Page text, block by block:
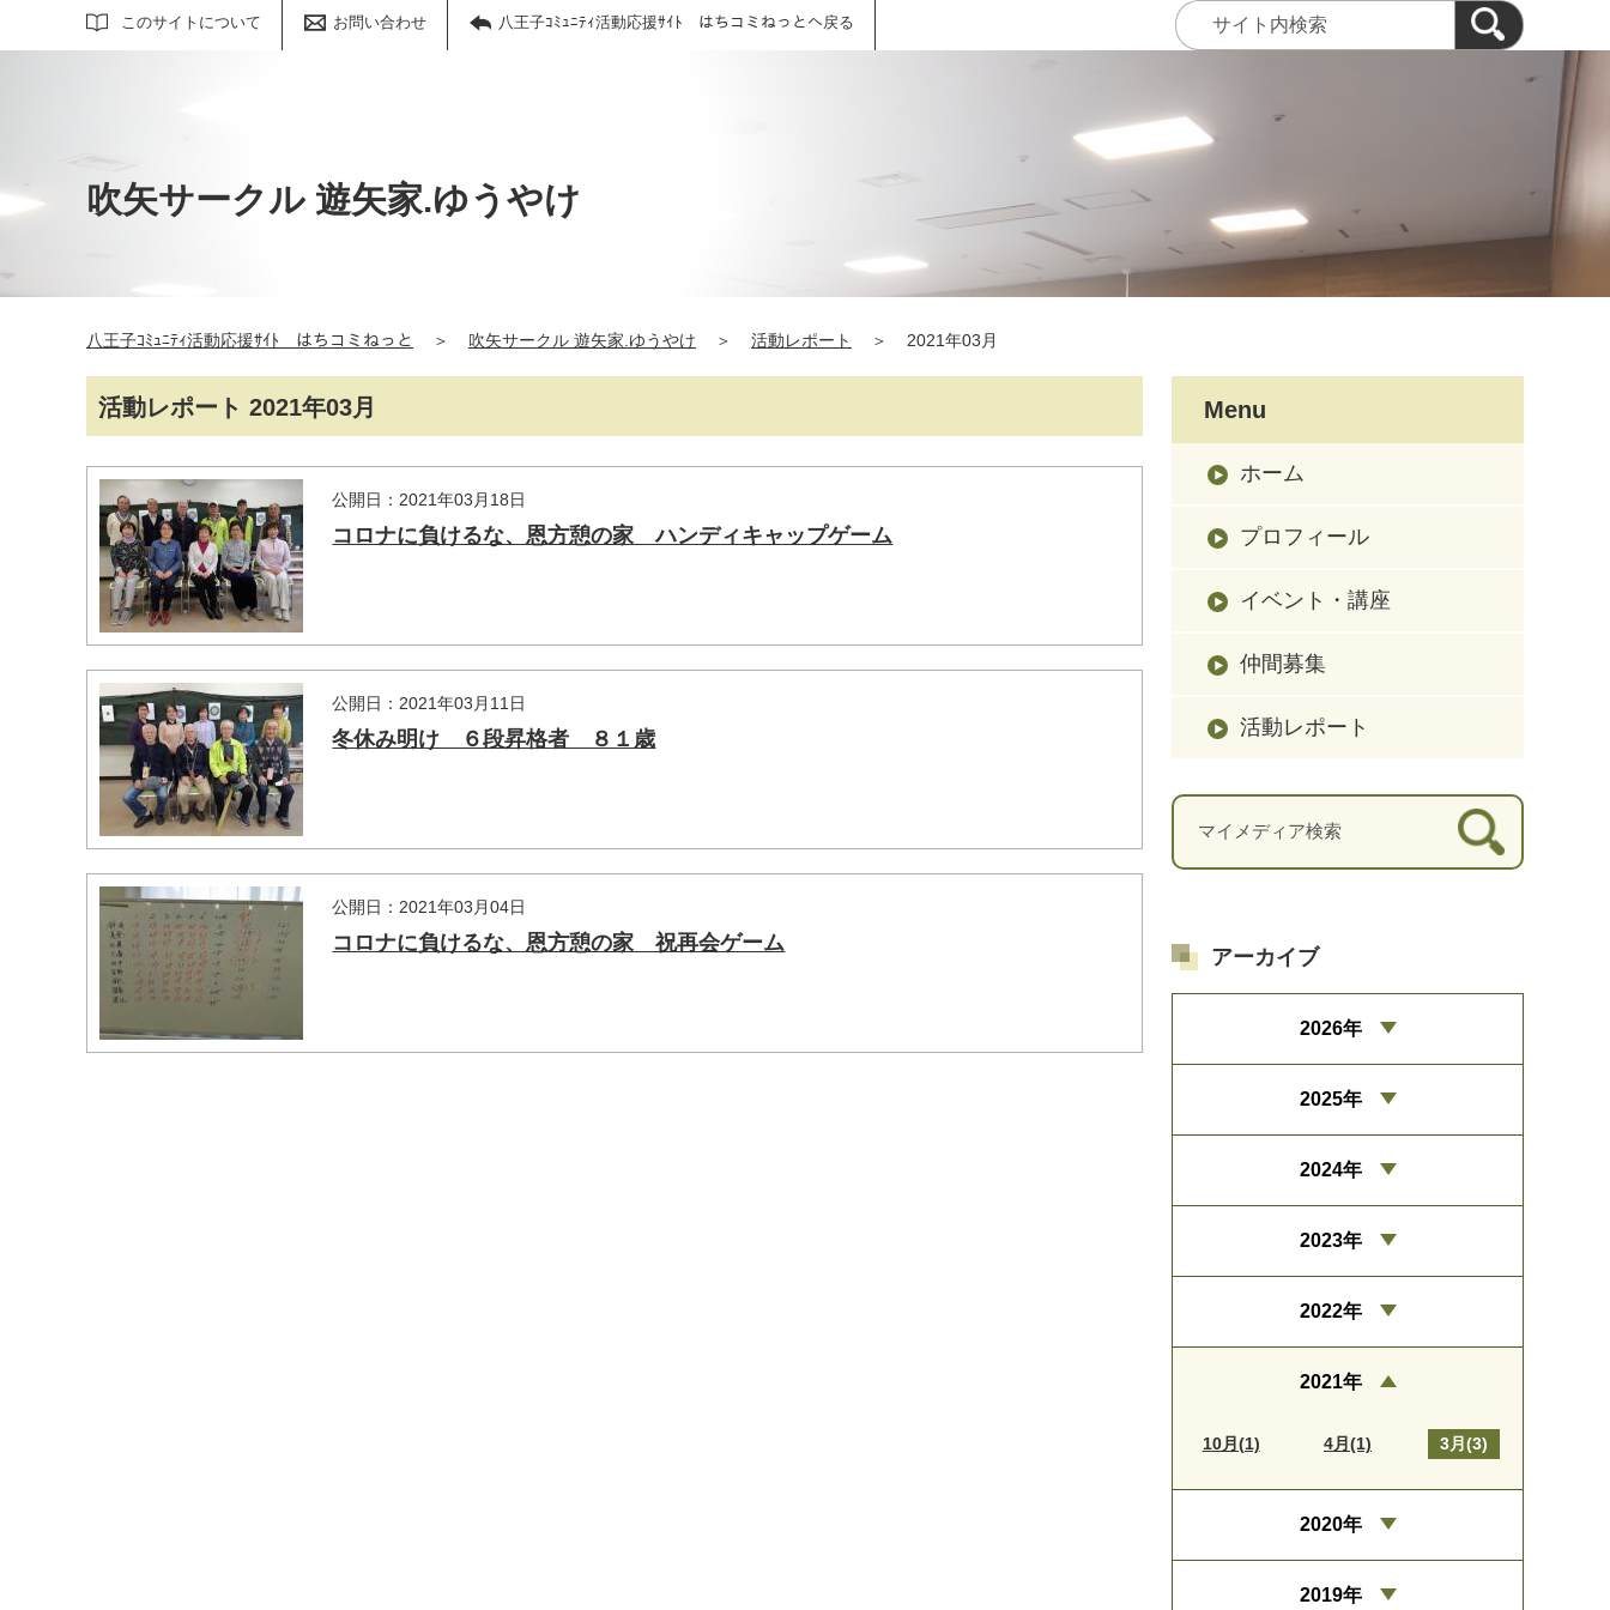
このサイトについて お問い合わせ 八王子ｺﾐｭﾆﾃｨ活動応援ｻｲﾄ はちコミねっとへ戻る
サイト内検索
吹矢サークル 遊矢家.ゆうやけ
八王子ｺﾐｭﾆﾃｨ活動応援ｻｲﾄ はちコミねっと ＞ 吹矢サークル 遊矢家.ゆうやけ ＞ 活動レポート ＞ 2021年03月
活動レポート 2021年03月
公開日：2021年03月18日
コロナに負けるな、恩方憩の家 ハンディキャップゲーム
公開日：2021年03月11日
冬休み明け ６段昇格者 ８１歳
公開日：2021年03月04日
コロナに負けるな、恩方憩の家 祝再会ゲーム
Menu
ホーム
プロフィール
イベント・講座
仲間募集
活動レポート
マイメディア検索
アーカイブ
2026年
2025年
2024年
2023年
2022年
2021年
10月(1) 4月(1) 3月(3)
2020年
2019年